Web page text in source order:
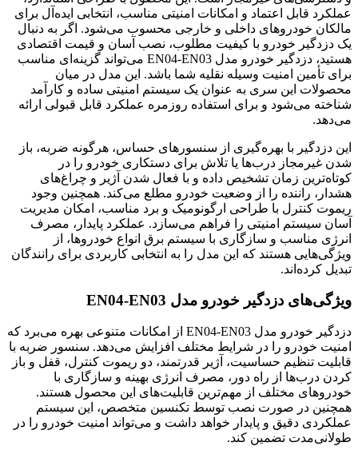
عملکرد قابل اعتماد و امکانات امنیتی مناسب، انتخابی ایده‌آل برای
مالکان خودروهای داخلی و خارجی محسوب می‌شود. اگر به دنبال
یک دزدگیر خودرو با کیفیت مطلوب، نصب آسان و قیمت اقتصادی
هستید، دزدگیر خودرو مدل EN04-EN03 می‌تواند گزینه‌ای مناسب
برای تأمین امنیت وسیله نقلیه شما باشد. این مدل در میان
محصولات این سری به عنوان یک سیستم امنیتی ساده و کارآمد
شناخته می‌شود و برای استفاده روزمره عملکرد قابل قبولی ارائه
می‌دهد.
این دزدگیر با بهره‌گیری از سنسورهای حساس، هرگونه ضربه، باز
شدن غیرمجاز درب‌ها یا تلاش برای دستکاری خودرو را در
کوتاه‌ترین زمان تشخیص داده و با فعال شدن آژیر و چراغ‌های
هشدار، راننده را از وضعیت خودرو مطلع می‌کند. همچنین وجود
ریموت کنترل با طراحی ارگونومیک و برد مناسب، امکان مدیریت
آسان سیستم امنیتی را فراهم می‌سازد. عملکرد پایدار، مصرف
انرژی مناسب و سازگاری با سیستم برق انواع خودروها، از
ویژگی‌هایی هستند که این مدل را به انتخابی کاربردی برای رانندگان
تبدیل کرده‌اند.
ویژگی‌های دزدگیر خودرو مدل EN04-EN03
دزدگیر خودرو مدل EN04-EN03 از امکانات متنوعی بهره می‌برد که
امنیت خودرو را در شرایط مختلف افزایش می‌دهد. سنسور ضربه با
قابلیت تنظیم حساسیت، آژیر قدرتمند، دو ریموت کنترل، قفل و باز
کردن درب‌ها از راه دور، مصرف انرژی بهینه و سازگاری با
خودروهای مختلف از مهم‌ترین قابلیت‌های این محصول هستند.
همچنین در صورت نصب توسط تکنسین متخصص، این سیستم
عملکردی دقیق و پایدار خواهد داشت و می‌تواند امنیت خودرو را در
طولانی‌مدت تضمین کند.